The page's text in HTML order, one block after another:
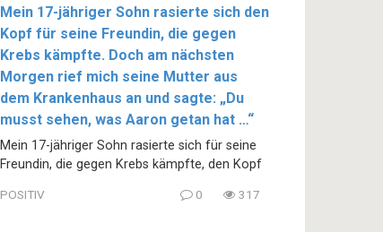
Mein 17-jähriger Sohn rasierte sich den
Kopf für seine Freundin, die gegen
Krebs kämpfte. Doch am nächsten
Morgen rief mich seine Mutter aus
dem Krankenhaus an und sagte: „Du
musst sehen, was Aaron getan hat …“
Mein 17-jähriger Sohn rasierte sich für seine
Freundin, die gegen Krebs kämpfte, den Kopf
POSITIV 0 317